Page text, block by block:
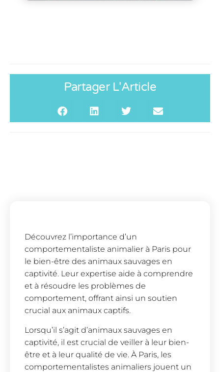
Partager L'Article
Découvrez l’importance d’un
comportementaliste animalier à Paris pour
le bien-être des animaux sauvages en
captivité. Leur expertise aide à comprendre
et à résoudre les problèmes de
comportement, offrant ainsi un soutien
crucial aux animaux captifs.
Lorsqu’il s’agit d’animaux sauvages en
captivité, il est crucial de veiller à leur bien-
être et à leur qualité de vie. À Paris, les
comportementalistes animaliers jouent un